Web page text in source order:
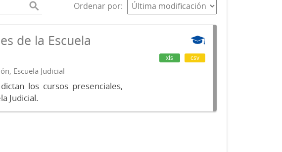
Ordenar por
de la Escuela
Escuela Judicial
los cursos presenciales,
Judicial.
xls csv